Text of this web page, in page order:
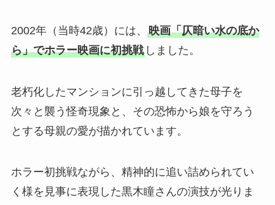
2002年（当時42歳）には、 映画「仄暗い水の底か
ら」でホラー映画に初挑戦しました。
老朽化したマンションに引っ越してきた母子を
次々と襲う怪奇現象と、その恐怖から娘を守ろう
とする母親の愛が描かれています。
ホラー初挑戦ながら、精神的に追い詰められてい
く様を見事に表現した黒木瞳さんの演技が光りま